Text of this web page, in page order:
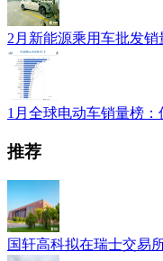
2月新能源乘用车批发销
1月全球电动车销量榜：
推荐
国轩高科拟在瑞士交易